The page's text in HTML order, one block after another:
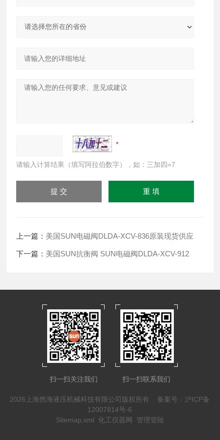
请输入计算结果（填写阿拉伯数字），如：三加四=7
上一篇： 美国SUN电磁阀DLDA-XCV-836原装现货供应
下一篇： 美国SUN抗衡阀 SUN电磁阀DLDA-XCV-912
扫一扫关注我们 扫一扫联系我们
2026上海然海液压机械科技有限公司版权所有 备案号：沪ICP备
12007814号-6
Sitemap.xml 化工仪器网 管理登陆